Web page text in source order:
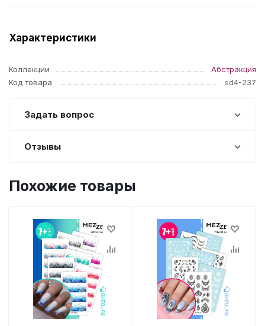
Характеристики
Коллекции
Абстракция
Код товара
sd4-237
Задать вопрос
Отзывы
Похожие товары